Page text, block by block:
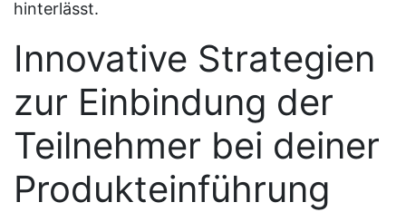
hinterlässt.
Innovative Strategien
zur Einbindung der
Teilnehmer bei deiner
Produkteinführung